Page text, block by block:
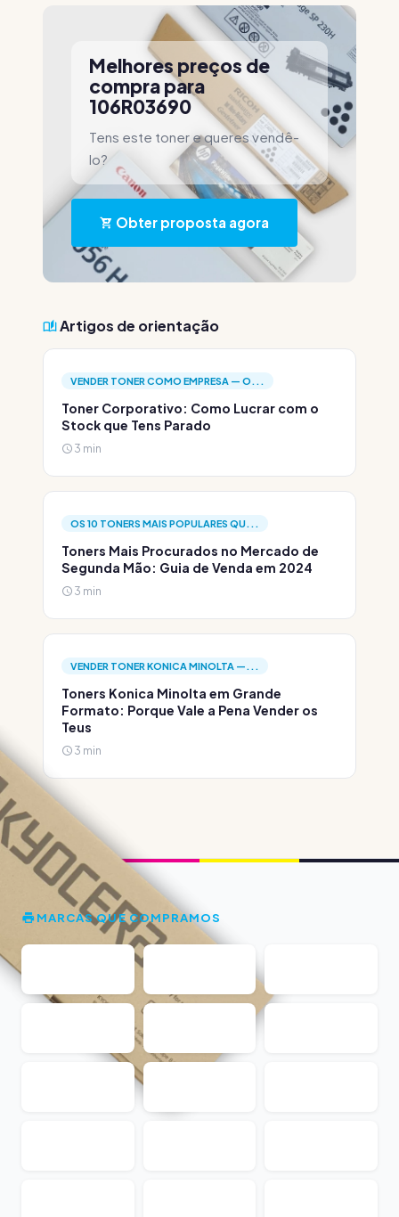
Melhores preços de
compra para
106R03690
Tens este toner e queres vendê-
lo?
Obter proposta agora
Artigos de orientação
VENDER TONER COMO EMPRESA — O...
Toner Corporativo: Como Lucrar com o
Stock que Tens Parado
3 min
OS 10 TONERS MAIS POPULARES QU...
Toners Mais Procurados no Mercado de
Segunda Mão: Guia de Venda em 2024
3 min
VENDER TONER KONICA MINOLTA —...
Toners Konica Minolta em Grande
Formato: Porque Vale a Pena Vender os
Teus
3 min
MARCAS QUE COMPRAMOS